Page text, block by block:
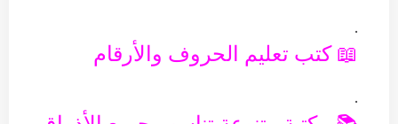
📖 كتب تعليم الحروف والأرقام